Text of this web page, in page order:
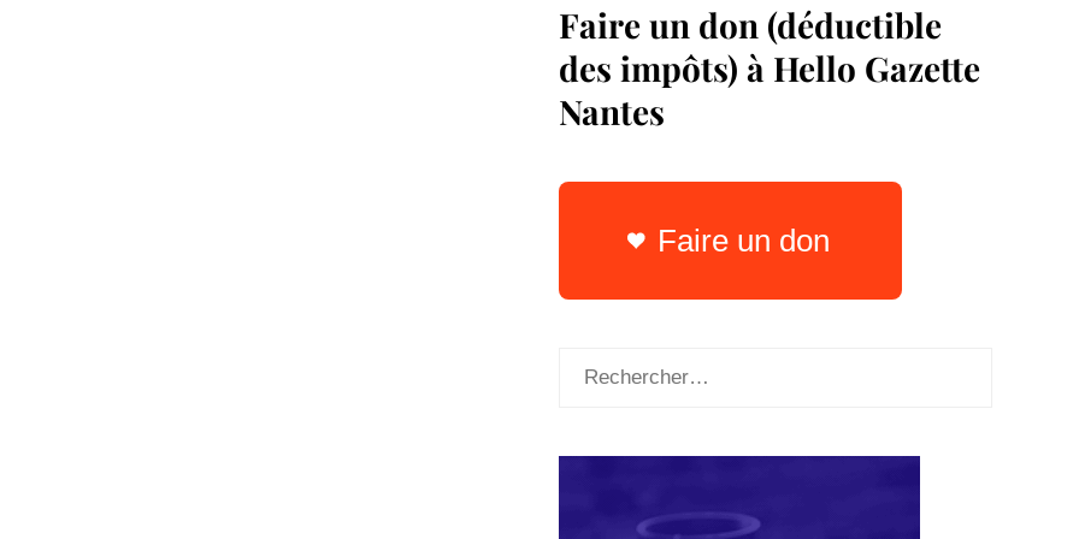
Faire un don (déductible
des impôts) à Hello Gazette
Nantes
Faire un don